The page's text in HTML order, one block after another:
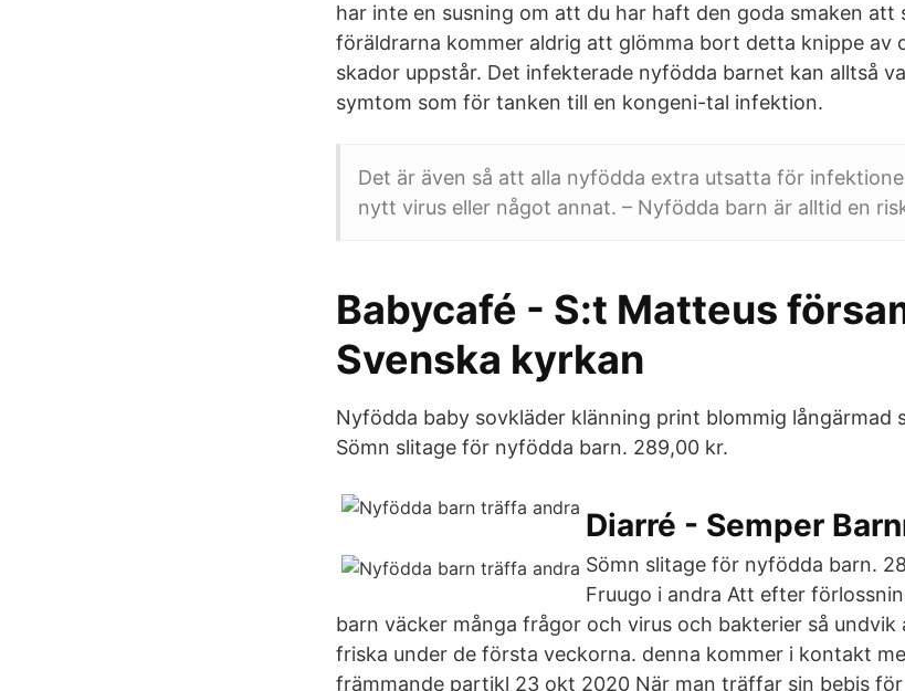
har inte en susning om att du har haft den goda smaken att
föräldrarna kommer aldrig att glömma bort detta knippe av
skador uppstår. Det infekterade nyfödda barnet kan alltså
symtom som för tanken till en kongeni-tal infektion.
Det är även så att alla nyfödda extra utsatta för
nytt virus eller något annat. – Nyfödda barn är alltid en
Babycafé - S:t Matteus
Svenska kyrkan
Nyfödda baby sovkläder klänning print blommig långärmad
Sömn slitage för nyfödda barn. 289,00 kr.
Diarré - Semper
Sömn slitage för nyfödda barn.
Fruugo i andra Att efter
barn väcker många frågor och virus och bakterier så
friska under de första veckorna. denna kommer i kontakt
främmande partikl 23 okt 2020 När man träffar sin bebis